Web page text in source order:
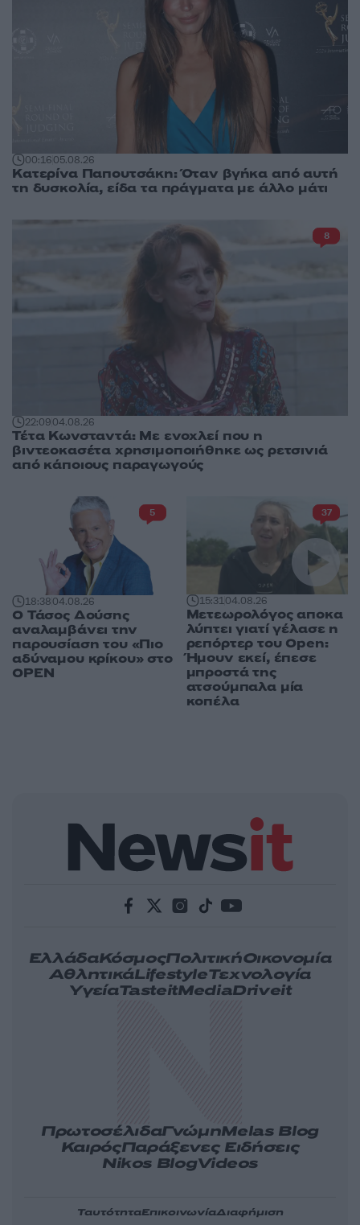
00:1605.08.26
Κατερίνα Παπουτσάκη: Όταν βγήκα από αυτή
τη δυσκολία, είδα τα πράγματα με άλλο μάτι
22:0904.08.26
Τέτα Κωνσταντά: Με ενοχλεί που η
βιντεοκασέτα χρησιμοποιήθηκε ως ρετσινιά
από κάποιους παραγωγούς
8
18:3804.08.26
Ο Τάσος Δούσης
αναλαμβάνει την
παρουσίαση του «Πιο
αδύναμου κρίκου» στο
OPEN
5
15:3104.08.26
Μετεωρολόγος αποκα
λύπτει γιατί γέλασε η
ρεπόρτερ του Open:
Ήμουν εκεί, έπεσε
μπροστά της
ατσούμπαλα μία
κοπέλα
37
ΕλλάδαΚόσμοςΠολιτικήΟικονομία
ΑθλητικάLifestyleΤεχνολογία
ΥγείαTasteitMediaDriveit
ΠρωτοσέλιδαΓνώμηMelas Blog
ΚαιρόςΠαράξενες Ειδήσεις
Nikos BlogVideos
ΤαυτότηταΕπικοινωνίαΔιαφήμιση